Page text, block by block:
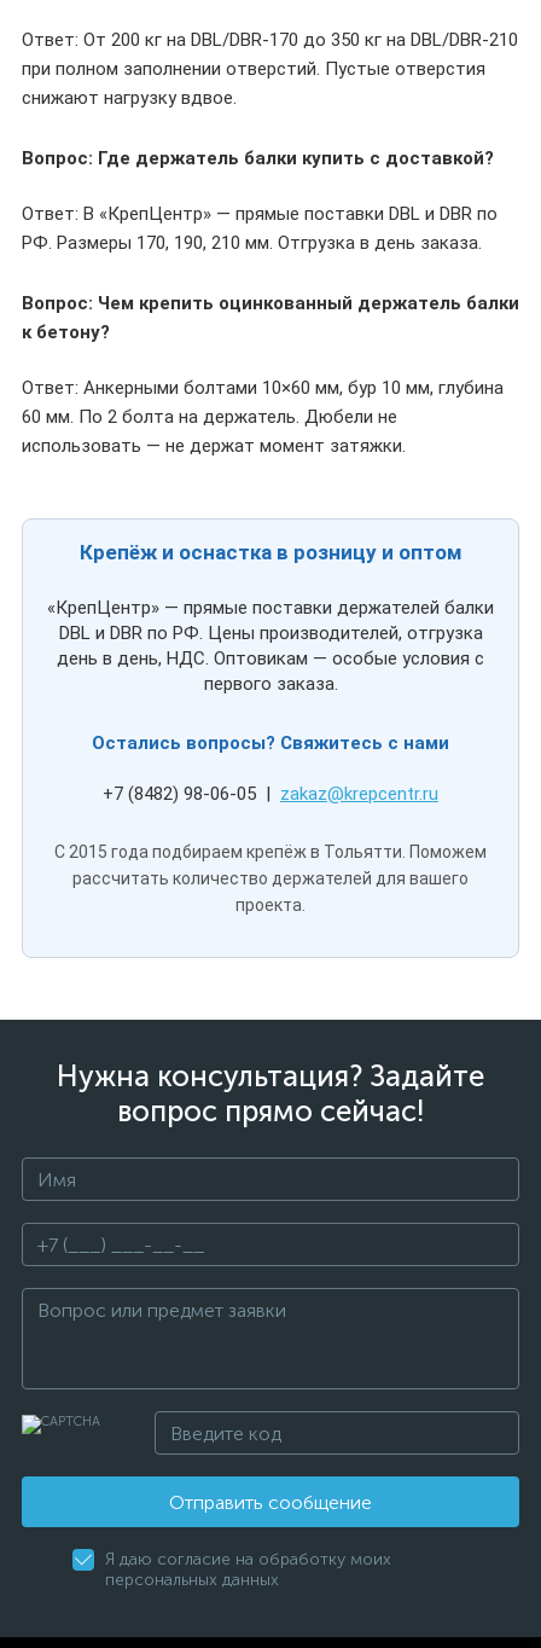
Ответ: От 200 кг на DBL/DBR-170 до 350 кг на DBL/DBR-210
при полном заполнении отверстий. Пустые отверстия
снижают нагрузку вдвое.
Вопрос: Где держатель балки купить с доставкой?
Ответ: В «КрепЦентр» — прямые поставки DBL и DBR по
РФ. Размеры 170, 190, 210 мм. Отгрузка в день заказа.
Вопрос: Чем крепить оцинкованный держатель балки
к бетону?
Ответ: Анкерными болтами 10×60 мм, бур 10 мм, глубина
60 мм. По 2 болта на держатель. Дюбели не
использовать — не держат момент затяжки.
Крепёж и оснастка в розницу и оптом
«КрепЦентр» — прямые поставки держателей балки
DBL и DBR по РФ. Цены производителей, отгрузка
день в день, НДС. Оптовикам — особые условия с
первого заказа.
Остались вопросы? Свяжитесь с нами
+7 (8482) 98-06-05 | zakaz@krepcentr.ru
С 2015 года подбираем крепёж в Тольятти. Поможем
рассчитать количество держателей для вашего
проекта.
Нужна консультация? Задайте
вопрос прямо сейчас!
Отправить сообщение
Я даю согласие на обработку моих
персональных данных